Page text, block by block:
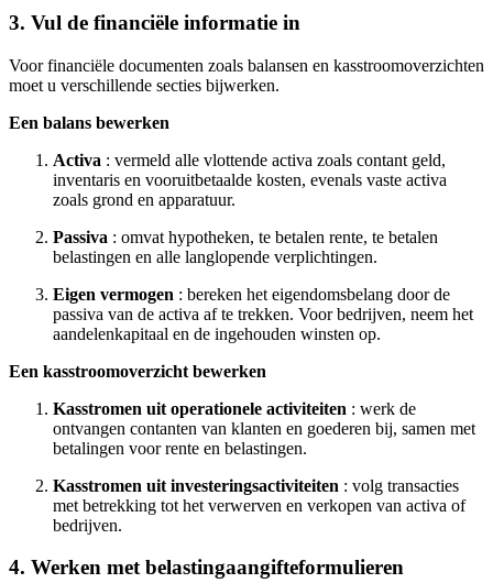
3. Vul de financiële informatie in
Voor financiële documenten zoals balansen en kasstroomoverzichten
moet u verschillende secties bijwerken.
Een balans bewerken
Activa : vermeld alle vlottende activa zoals contant geld,
inventaris en vooruitbetaalde kosten, evenals vaste activa
zoals grond en apparatuur.
Passiva : omvat hypotheken, te betalen rente, te betalen
belastingen en alle langlopende verplichtingen.
Eigen vermogen : bereken het eigendomsbelang door de
passiva van de activa af te trekken. Voor bedrijven, neem het
aandelenkapitaal en de ingehouden winsten op.
Een kasstroomoverzicht bewerken
Kasstromen uit operationele activiteiten : werk de
ontvangen contanten van klanten en goederen bij, samen met
betalingen voor rente en belastingen.
Kasstromen uit investeringsactiviteiten : volg transacties
met betrekking tot het verwerven en verkopen van activa of
bedrijven.
4. Werken met belastingaangifteformulieren